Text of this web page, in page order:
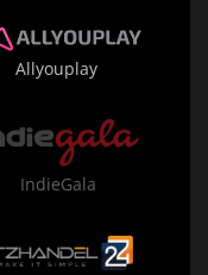
Allyouplay
IndieGala